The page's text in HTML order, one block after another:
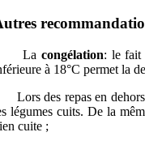
congélation: le fait
à 18°C permet la
des repas en dehors
légumes cuits. De la
cuite ;